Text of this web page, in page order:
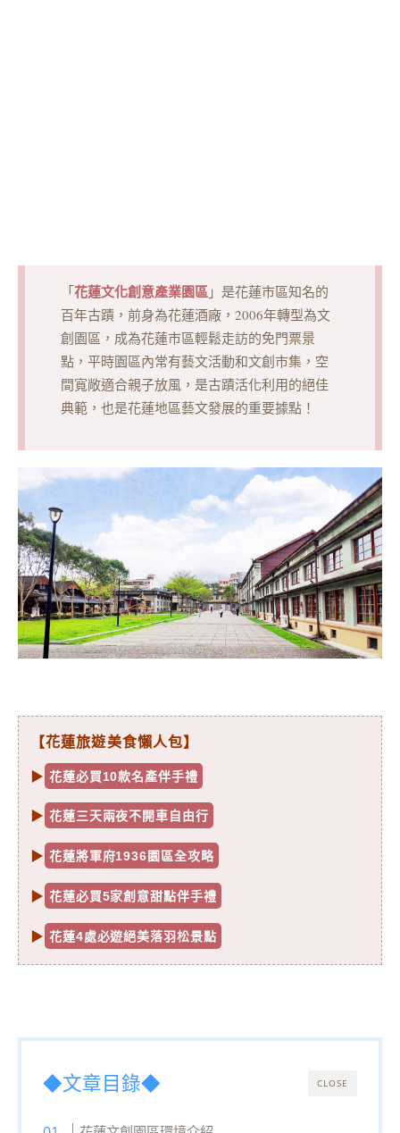
「花蓮文化創意產業園區 」是花蓮市區知名的
百年古蹟，前身為花蓮酒廠，2006年轉型為文
創園區，成為花蓮市區輕鬆走訪的免門票景
點，平時園區內常有藝文活動和文創市集，空
間寬敞適合親子放風，是古蹟活化利用的絕佳
典範，也是花蓮地區藝文發展的重要據點！
【花蓮旅遊美食懶人包】
▶ 花蓮必買10款名產伴手禮
▶ 花蓮三天兩夜不開車自由行
▶ 花蓮將軍府1936園區全攻略
▶ 花蓮必買5家創意甜點伴手禮
▶ 花蓮4處必遊絕美落羽松景點
CLOSE
◆文章目錄◆